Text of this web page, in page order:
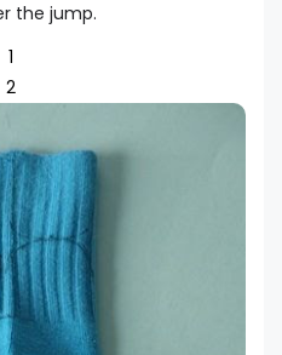
the jump.
1
2